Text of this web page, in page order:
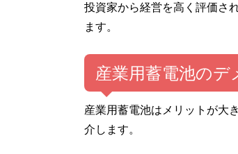
投資家から経営を高く評価さ
ます。
産業用蓄電池のデ
産業用蓄電池はメリットが大
介します。